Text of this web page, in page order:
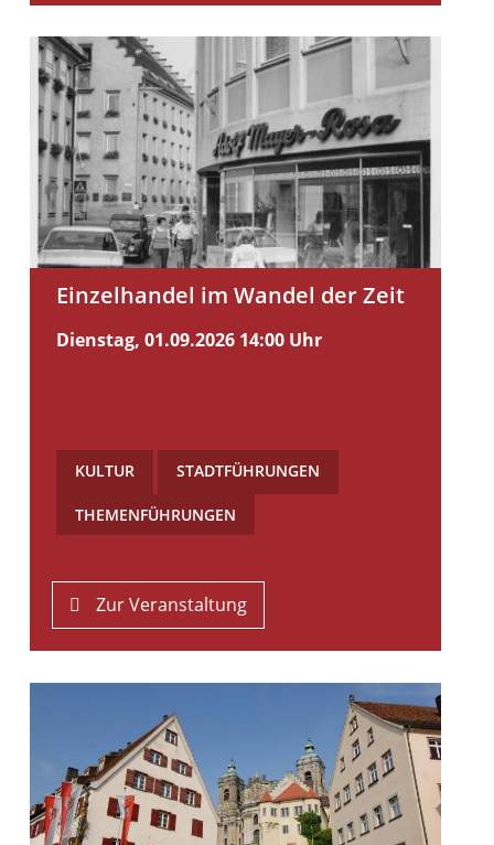
Einzelhandel im Wandel der Zeit
Dienstag, 01.09.2026 14:00 Uhr
KULTUR STADTFÜHRUNGEN
THEMENFÜHRUNGEN
Zur Veranstaltung